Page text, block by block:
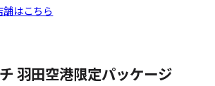
はこちら
羽田空港限定パッケージ